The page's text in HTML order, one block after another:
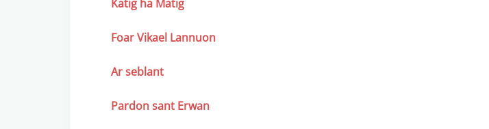
Katig ha Matig
Foar Vikael Lannuon
Ar seblant
Pardon sant Erwan